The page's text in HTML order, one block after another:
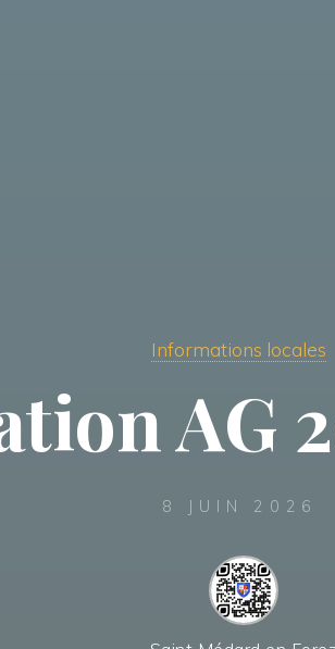
Informations locales
AG
8 JUIN 2026